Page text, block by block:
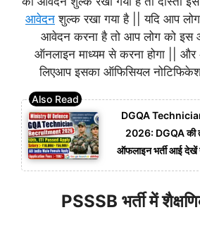
आवेदन शुल्क रखा गया है || यदि आप लोग
आवेदन करना है तो आप लोग को इस
ऑनलाइन माध्यम से करना होगा ||
लिएआप इसका ऑफिसियल
DGQA
2026: DGQA की
ऑफलाइन भर्ती आई देखें
PSSSB भर्ती में